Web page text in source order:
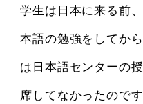
学生は日本に来る前
本語の勉強をしてか
は日本語センターの
席してなかったので